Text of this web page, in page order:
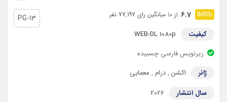
6.7 از 10 میانگین رای 77,197 نفر
کیفیت
WEB-DL 1080p
زیرنویس فارسی چسبیده
ژانر
اکشن ,درام , معمایی
سال انتشار
2026
PG-13